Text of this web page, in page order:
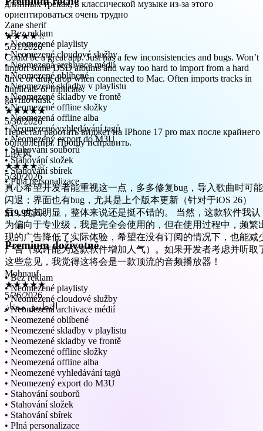
Zane sherif
★★★★☆
5/31/2026
Could be a great app. Just has a few inconsistencies and bugs. Won’t
import some DSD albums and way too hard to import from a hard
drive or drag drop when connected to Mac. Often imports tracks in
duplicate or triplicate.
gavrilovkrsk
★★★★★
5/30/2026
Перестал работать виджет на IPhone 17 pro max после крайнего
обновления. Прошу исправить.
Li疾风
★★★★☆
5/30/2026
真心希望开发者能重视这一点，多多修复bug，导入歌曲时可能
闪退；界面也有bug，尤其是上个版本更新（针对于iOS 26）
后，尤其明显，整体来说还是挺不错的。 当然，这款软件我认
为偏向于专业级，我是完全会使用的，但在使用过程中，频繁
现的广告降低了实际体验，希望在没有订阅的情况下，也能减
广告（或许能为这款软件增加人气）。如果开发者考虑并听取
这些意见，我觉得这将会是一款顶流的音频播放器！
Mohnauf
★★★★★
5/26/2026
التطبيق ممتاز
• Bez reklam
• Neomezené playlisty
• Neomezené cloudové služby
• Neomezená archivace médií
• Neomezené oblíbené
• Neomezené skladby v playlistu
• Neomezené skladby ve frontě
• Neomezené offline složky
• Neomezená offline alba
• Neomezené vyhledávání tagů
• Neomezený export do M3U
• Stahování souborů
• Stahování složek
• Stahování sbírek
• Plná personalizace
$19.99/rok
Premium doživotně
• Bez reklam
• Neomezené playlisty
• Neomezené cloudové služby
• Neomezená archivace médií
• Neomezené oblíbené
• Neomezené skladby v playlistu
• Neomezené skladby ve frontě
• Neomezené offline složky
• Neomezená offline alba
• Neomezené vyhledávání tagů
• Neomezený export do M3U
• Stahování souborů
• Stahování složek
• Stahování sbírek
• Plná personalizace